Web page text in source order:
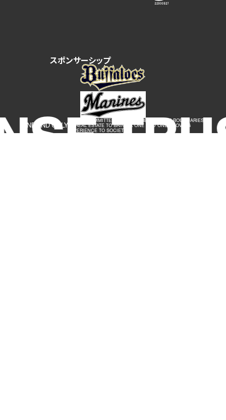
ONE AND ONLY
WE ARE COMMITTED TO GOING BEYOND THE BOUNDARIES
OF REAL ESTATE TO BRING A ONE AND ONLY, MOVING
EXPERIENCE TO SOCIETY.
スポンサーシップ